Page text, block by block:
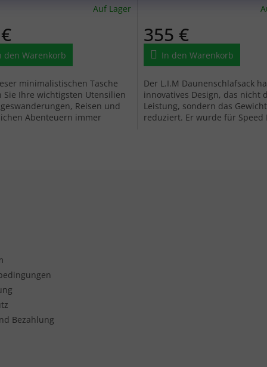
Auf Lager
den Warenkorb
minimalistischen Tasche
Sie Ihre wichtigsten Utensilien
Reisen und
Abenteuern immer
355 €
In den Warenkorb
Der L.I.M Daunenschlafsack
innovatives Design, das nicht
Leistung, sondern das Gewicht
reduziert. Er wurde für Speed
Bezahlung